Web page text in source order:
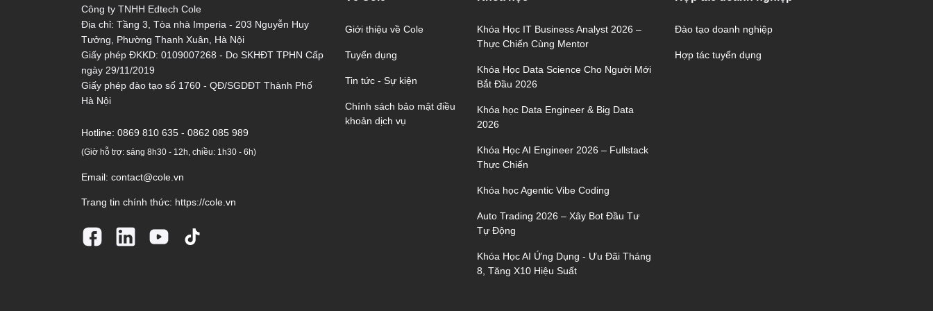
Công ty TNHH Edtech Cole
Địa chỉ: Tầng 3, Tòa nhà Imperia - 203 Nguyễn Huy
Tưởng, Phường Thanh Xuân, Hà Nội
Giấy phép ĐKKD: 0109007268 - Do SKHĐT TPHN Cấp
ngày 29/11/2019
Giấy phép đào tạo số 1760 - QĐ/SGDĐT Thành Phố
Hà Nội
Hotline: 0869 810 635 - 0862 085 989
(Giờ hỗ trợ: sáng 8h30 - 12h, chiều: 1h30 - 6h)
Email: contact@cole.vn
Trang tin chính thức: https://cole.vn
Giới thiệu về Cole
Tuyển dụng
Tin tức - Sự kiện
Chính sách bảo mật điều
khoản dịch vụ
Khóa Học IT Business Analyst 2026 –
Thực Chiến Cùng Mentor
Khóa Học Data Science Cho Người Mới
Bắt Đầu 2026
Khóa học Data Engineer & Big Data
2026
Khóa Học AI Engineer 2026 – Fullstack
Thực Chiến
Khóa học Agentic Vibe Coding
Auto Trading 2026 – Xây Bot Đầu Tư
Tự Động
Khóa Học AI Ứng Dụng - Ưu Đãi Tháng
8, Tăng X10 Hiệu Suất
Đào tạo doanh nghiệp
Hợp tác tuyển dụng